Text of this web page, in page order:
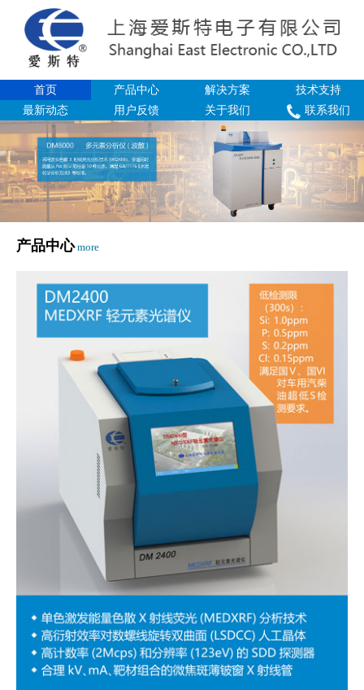
首页 产品中心 解决方案
技术支持
最新动态
用户反馈 关于我们 联系我们
产品中心 more